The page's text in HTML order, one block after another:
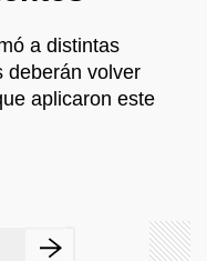
a distintas
deberán volver
aplicaron este